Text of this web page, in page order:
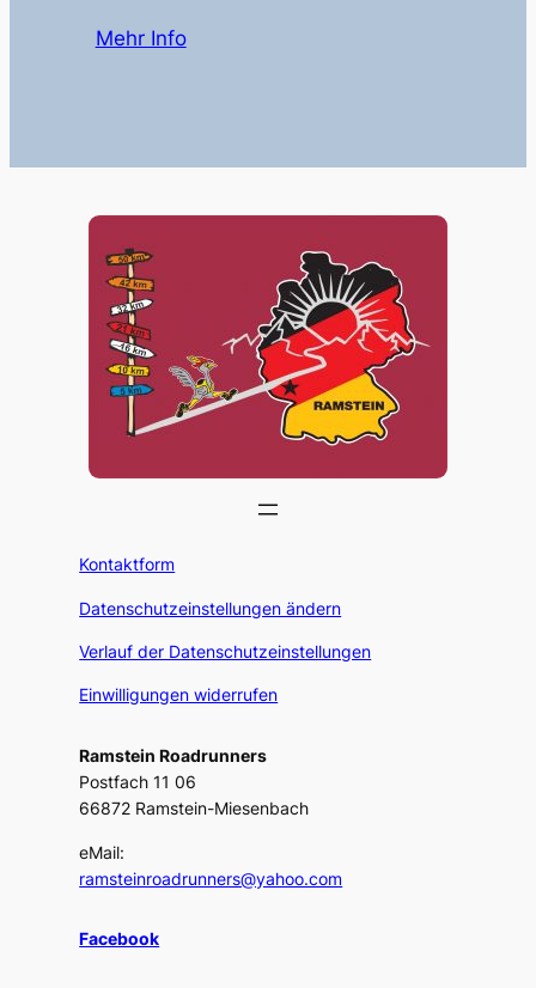
Mehr Info
Kontaktform
Datenschutzeinstellungen ändern
Verlauf der Datenschutzeinstellungen
Einwilligungen widerrufen
Ramstein Roadrunners
Postfach 11 06
66872 Ramstein-Miesenbach
eMail:
ramsteinroadrunners@yahoo.com
Facebook